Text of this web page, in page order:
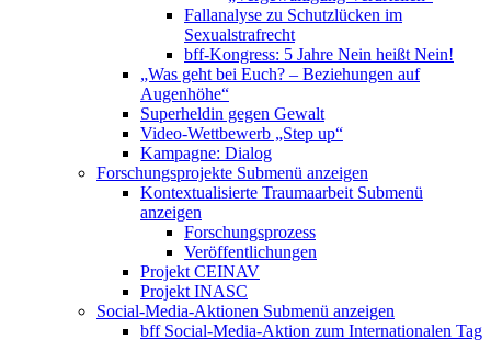
Fallanalyse zu Schutzlücken im
Sexualstrafrecht
bff-Kongress: 5 Jahre Nein heißt Nein!
„Was geht bei Euch? – Beziehungen auf
Augenhöhe“
Superheldin gegen Gewalt
Video-Wettbewerb „Step up“
Kampagne: Dialog
Forschungsprojekte Submenü anzeigen
Kontextualisierte Traumaarbeit Submenü
anzeigen
Forschungsprozess
Veröffentlichungen
Projekt CEINAV
Projekt INASC
Social-Media-Aktionen Submenü anzeigen
bff Social-Media-Aktion zum Internationalen Tag